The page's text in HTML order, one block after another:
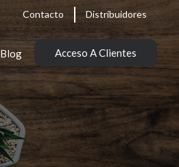
Contacto Distribuidores
Blog Acceso A Clientes